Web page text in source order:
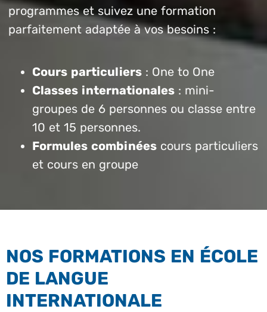
programmes et suivez une formation
parfaitement adaptée à vos besoins :
Cours particuliers : One to One
Classes internationales : mini-
groupes de 6 personnes ou classe entre
10 et 15 personnes.
Formules combinées cours particuliers
et cours en groupe
NOS FORMATIONS EN ÉCOLE
DE LANGUE
INTERNATIONALE